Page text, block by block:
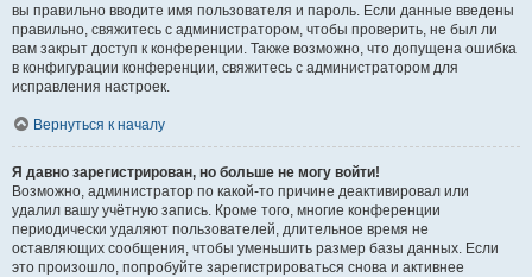
вы правильно вводите имя пользователя и пароль. Если данные введены
правильно, свяжитесь с администратором, чтобы проверить, не был ли
вам закрыт доступ к конференции. Также возможно, что допущена ошибка
в конфигурации конференции, свяжитесь с администратором для
исправления настроек.
Вернуться к началу
Я давно зарегистрирован, но больше не могу войти!
Возможно, администратор по какой-то причине деактивировал или
удалил вашу учётную запись. Кроме того, многие конференции
периодически удаляют пользователей, длительное время не
оставляющих сообщения, чтобы уменьшить размер базы данных. Если
это произошло, попробуйте зарегистрироваться снова и активнее